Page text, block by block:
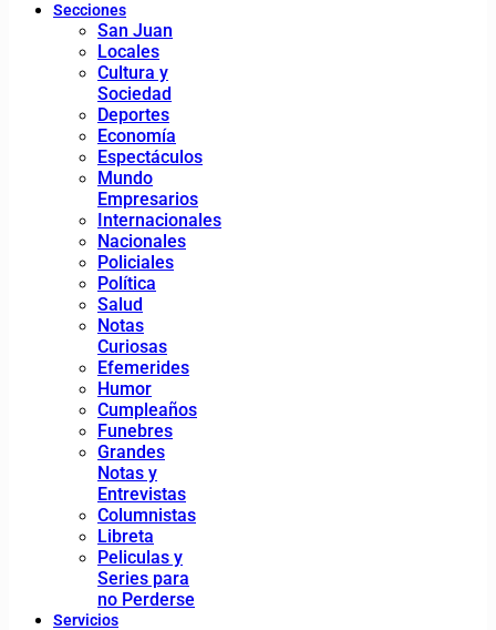
Secciones
San Juan
Locales
Cultura y
Sociedad
Deportes
Economía
Espectáculos
Mundo
Empresarios
Internacionales
Nacionales
Policiales
Política
Salud
Notas
Curiosas
Efemerides
Humor
Cumpleaños
Funebres
Grandes
Notas y
Entrevistas
Columnistas
Libreta
Peliculas y
Series para
no Perderse
Servicios